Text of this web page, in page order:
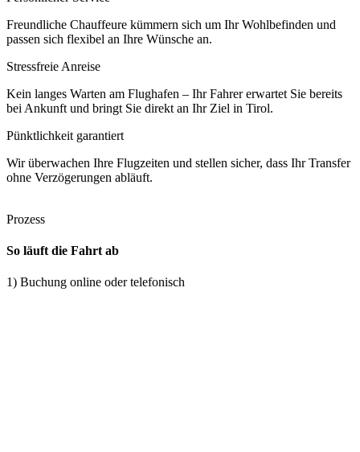
Freundliche Chauffeure kümmern sich um Ihr Wohlbefinden und
passen sich flexibel an Ihre Wünsche an.
Stressfreie Anreise
Kein langes Warten am Flughafen – Ihr Fahrer erwartet Sie bereits
bei Ankunft und bringt Sie direkt an Ihr Ziel in Tirol.
Pünktlichkeit garantiert
Wir überwachen Ihre Flugzeiten und stellen sicher, dass Ihr Transfer
ohne Verzögerungen abläuft.
Prozess
So läuft die Fahrt ab
1) Buchung online oder telefonisch